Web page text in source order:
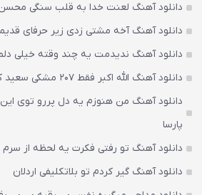
دانلود آهنگ لعنت خدا به قلب سنگی
دانلود آهنگ آخه مشتی زدی زیر حرفای
دانلود آهنگ ندیدمت یه چند وقته خیلی
دانلود آهنگ الله اکبر فقط 207 مشکی سعید کریمی
دانلود آهنگ من هنوزم یه دل پررو توی
پارسا
دانلود آهنگ تو رفتی فکرت یه لحظه از سرم
دانلود آهنگ گیر کردم تو بلاتکلیفی اردلان